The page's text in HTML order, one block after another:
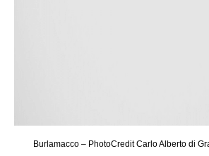
Burlamacco – PhotoCredit Carlo Alberto di